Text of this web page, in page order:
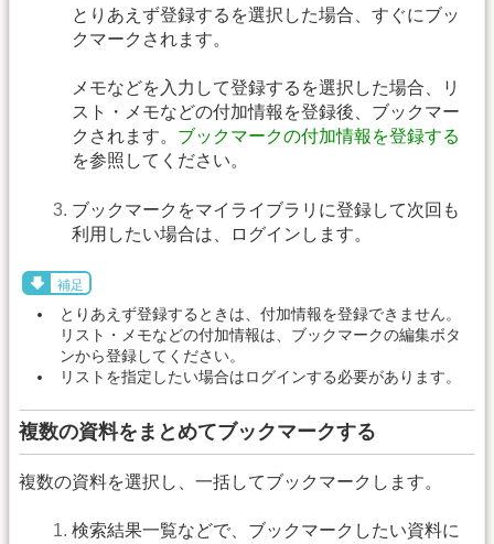
とりあえず登録するを選択した場合、すぐにブッ
クマークされます。
メモなどを入力して登録するを選択した場合、リ
スト・メモなどの付加情報を登録後、ブックマー
クされます。 ブックマークの付加情報を登録する
を参照してください。
ブックマークをマイライブラリに登録して次回も
利用したい場合は、ログインします。
補足
とりあえず登録するときは、付加情報を登録できません。
リスト・メモなどの付加情報は、ブックマークの編集ボタ
ンから登録してください。
リストを指定したい場合はログインする必要があります。
複数の資料をまとめてブックマークする
複数の資料を選択し、一括してブックマークします。
検索結果一覧などで、ブックマークしたい資料に